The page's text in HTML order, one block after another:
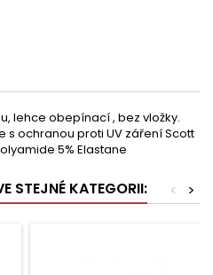
lehce obepínací , bez vložky.
s ochranou proti UV záření Scott
5% Elastane
STEJNÉ KATEGORII: >
<